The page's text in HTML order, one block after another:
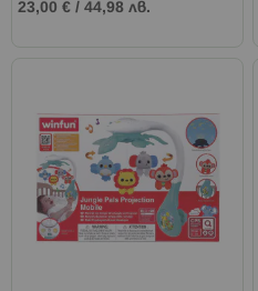
23,00 € / 44,98 лв.